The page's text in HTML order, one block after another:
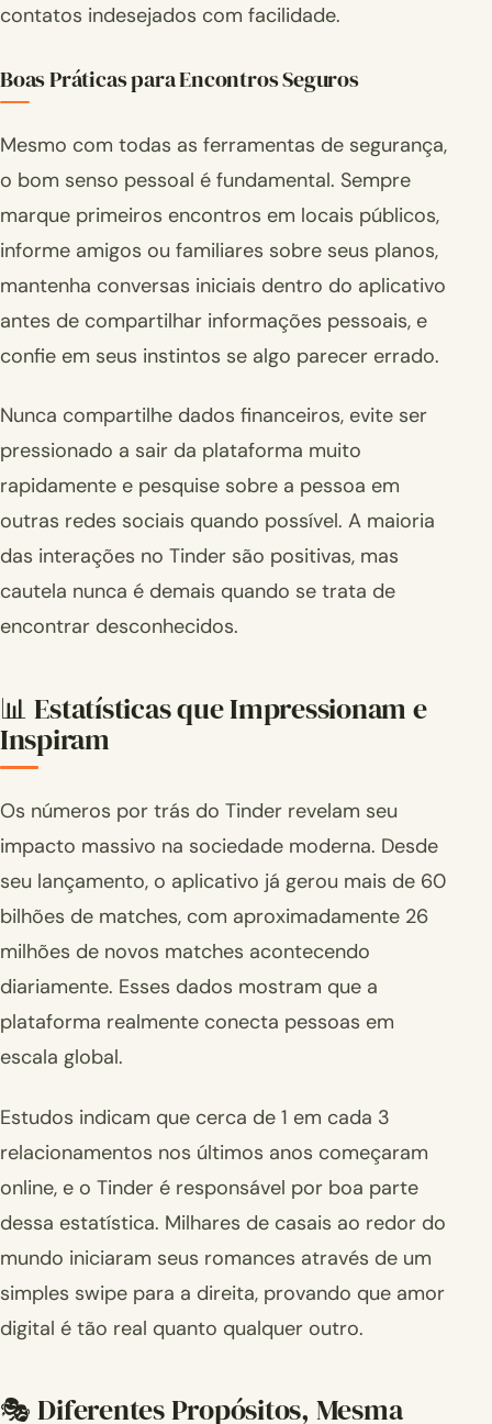
contatos indesejados com facilidade.
Boas Práticas para Encontros Seguros
Mesmo com todas as ferramentas de segurança,
o bom senso pessoal é fundamental. Sempre
marque primeiros encontros em locais públicos,
informe amigos ou familiares sobre seus planos,
mantenha conversas iniciais dentro do aplicativo
antes de compartilhar informações pessoais, e
confie em seus instintos se algo parecer errado.
Nunca compartilhe dados financeiros, evite ser
pressionado a sair da plataforma muito
rapidamente e pesquise sobre a pessoa em
outras redes sociais quando possível. A maioria
das interações no Tinder são positivas, mas
cautela nunca é demais quando se trata de
encontrar desconhecidos.
📊 Estatísticas que Impressionam e
Inspiram
Os números por trás do Tinder revelam seu
impacto massivo na sociedade moderna. Desde
seu lançamento, o aplicativo já gerou mais de 60
bilhões de matches, com aproximadamente 26
milhões de novos matches acontecendo
diariamente. Esses dados mostram que a
plataforma realmente conecta pessoas em
escala global.
Estudos indicam que cerca de 1 em cada 3
relacionamentos nos últimos anos começaram
online, e o Tinder é responsável por boa parte
dessa estatística. Milhares de casais ao redor do
mundo iniciaram seus romances através de um
simples swipe para a direita, provando que amor
digital é tão real quanto qualquer outro.
🎭 Diferentes Propósitos, Mesma